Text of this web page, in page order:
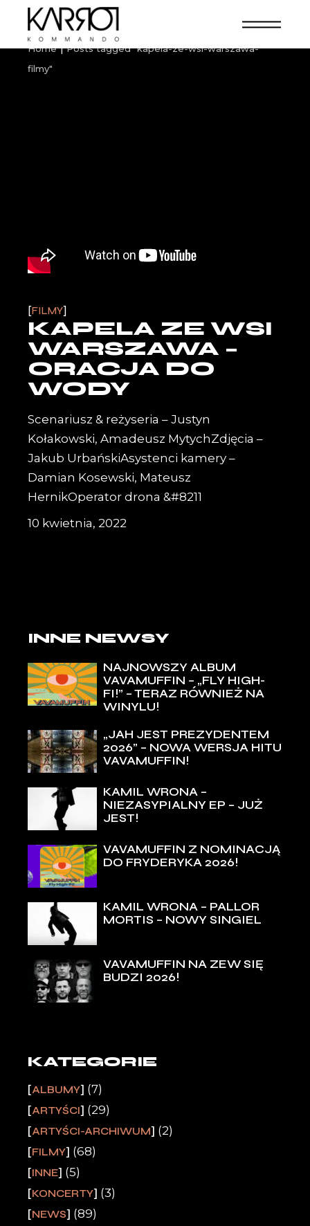
Home
Posts tagged "kapela-ze-wsi-warszawa-
filmy"
FILMY
KAPELA ZE WSI
WARSZAWA –
ORACJA DO
WODY
Scenariusz & reżyseria – Justyn
Kołakowski, Amadeusz MytychZdjęcia –
Jakub UrbańskiAsystenci kamery –
Damian Kosewski, Mateusz
HernikOperator drona &#8211
10 kwietnia, 2022
INNE NEWSY
NAJNOWSZY ALBUM
VAVAMUFFIN – „FLY HIGH-
FI!” – TERAZ RÓWNIEŻ NA
WINYLU!
„JAH JEST PREZYDENTEM
2026” – NOWA WERSJA HITU
VAVAMUFFIN!
KAMIL WRONA –
NIEZASYPIALNY EP – JUŻ
JEST!
VAVAMUFFIN Z NOMINACJĄ
DO FRYDERYKA 2026!
KAMIL WRONA – PALLOR
MORTIS – NOWY SINGIEL
VAVAMUFFIN NA ZEW SIĘ
BUDZI 2026!
KATEGORIE
ALBUMY (7)
ARTYŚCI (29)
ARTYŚCI-ARCHIWUM (2)
FILMY (68)
INNE (5)
KONCERTY (3)
NEWS (89)